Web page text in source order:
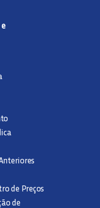
de Preços
de